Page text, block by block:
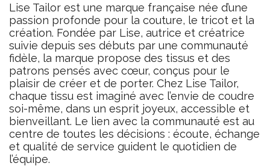
Lise Tailor est une marque française née d’une
passion profonde pour la couture, le tricot et la
création. Fondée par Lise, autrice et créatrice
suivie depuis ses débuts par une communauté
fidèle, la marque propose des tissus et des
patrons pensés avec cœur, conçus pour le
plaisir de créer et de porter. Chez Lise Tailor,
chaque tissu est imaginé avec l’envie de coudre
soi-même, dans un esprit joyeux, accessible et
bienveillant. Le lien avec la communauté est au
centre de toutes les décisions : écoute, échange
et qualité de service guident le quotidien de
l’équipe.